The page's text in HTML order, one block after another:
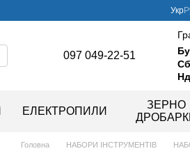
Укр
097 049-22-51
ЕЛЕКТРОПИЛИ
ЗЕРНО
Головна НАБОРИ ІНСТРУМЕНТІВ